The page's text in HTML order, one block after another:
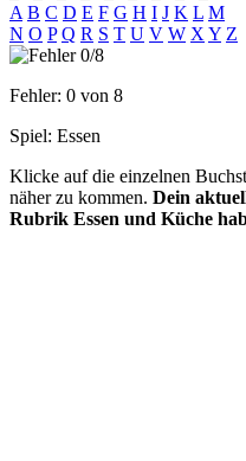
A B C D E F G H I J K L M
N O P Q R S T U V W X Y Z
Fehler: 0 von 8
Spiel: Essen
Klicke auf die einzelnen
näher zu kommen. Dein
Rubrik Essen und Küche